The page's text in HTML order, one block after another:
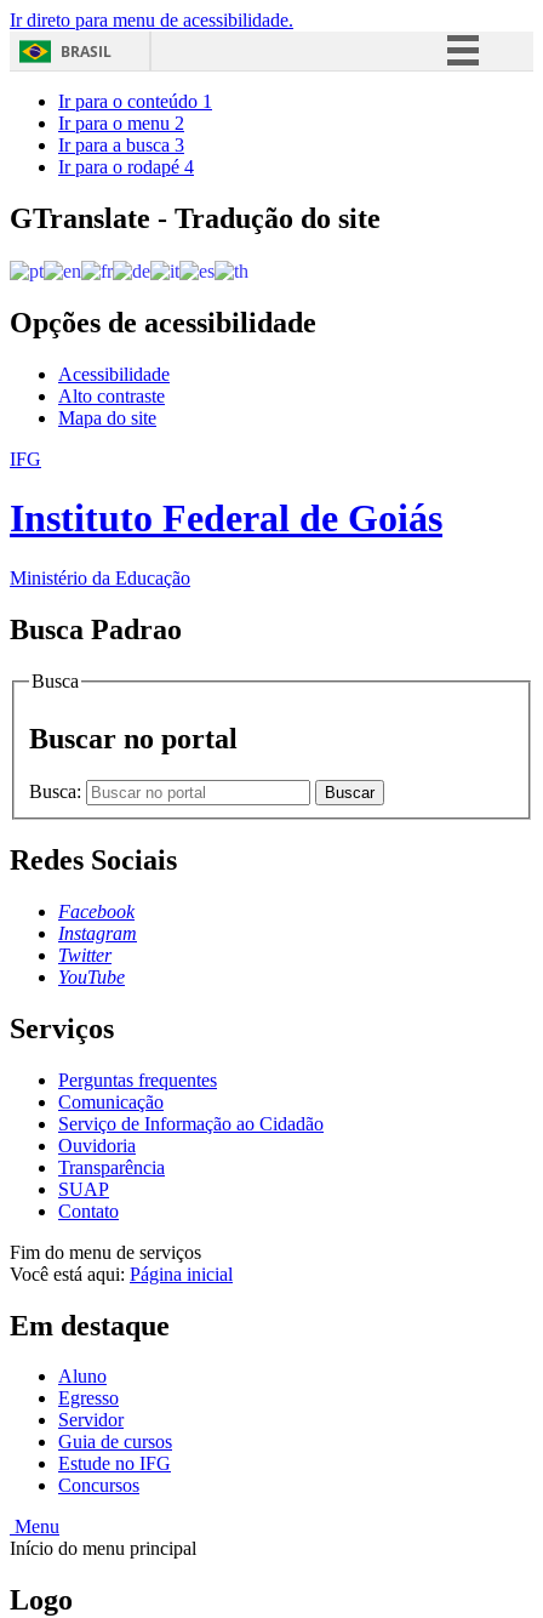
Ir direto para menu de acessibilidade.
BRASIL
Acesso à informação
Ir para o conteúdo 1
Ir para o menu 2
Ir para a busca 3
Ir para o rodapé 4
GTranslate - Tradução do site
Opções de acessibilidade
Acessibilidade
Alto contraste
Mapa do site
IFG
Instituto Federal de Goiás
Ministério da Educação
Busca Padrao
Busca
Buscar no portal
Busca: Buscar
Redes Sociais
Facebook
Instagram
Twitter
YouTube
Serviços
Perguntas frequentes
Comunicação
Serviço de Informação ao Cidadão
Ouvidoria
Transparência
SUAP
Contato
Fim do menu de serviços
Você está aqui: Página inicial
Em destaque
Aluno
Egresso
Servidor
Guia de cursos
Estude no IFG
Concursos
Menu
Início do menu principal
Logo